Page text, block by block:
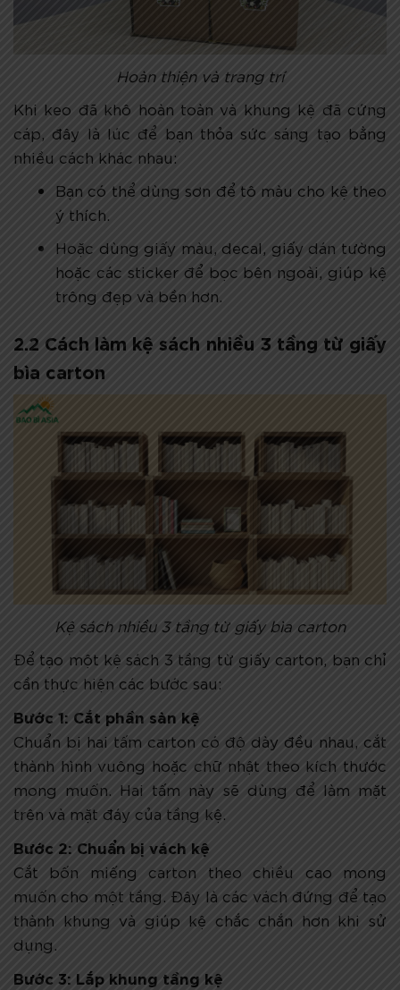
Hoàn thiện và trang trí
Khi keo đã khô hoàn toàn và khung kệ đã cứng
cáp, đây là lúc để bạn thỏa sức sáng tạo bằng
nhiều cách khác nhau:
Bạn có thể dùng sơn để tô màu cho kệ theo
ý thích.
Hoặc dùng giấy màu, decal, giấy dán tường
hoặc các sticker để bọc bên ngoài, giúp kệ
trông đẹp và bền hơn.
2.2 Cách làm kệ sách nhiều 3 tầng từ giấy
bìa carton
Kệ sách nhiều 3 tầng từ giấy bìa carton
Để tạo một kệ sách 3 tầng từ giấy carton, bạn chỉ
cần thực hiện các bước sau:
Bước 1: Cắt phần sàn kệ
Chuẩn bị hai tấm carton có độ dày đều nhau, cắt
thành hình vuông hoặc chữ nhật theo kích thước
mong muốn. Hai tấm này sẽ dùng để làm mặt
trên và mặt đáy của tầng kệ.
Bước 2: Chuẩn bị vách kệ
Cắt bốn miếng carton theo chiều cao mong
muốn cho một tầng. Đây là các vách đứng để tạo
thành khung và giúp kệ chắc chắn hơn khi sử
dụng.
Bước 3: Lắp khung tầng kệ